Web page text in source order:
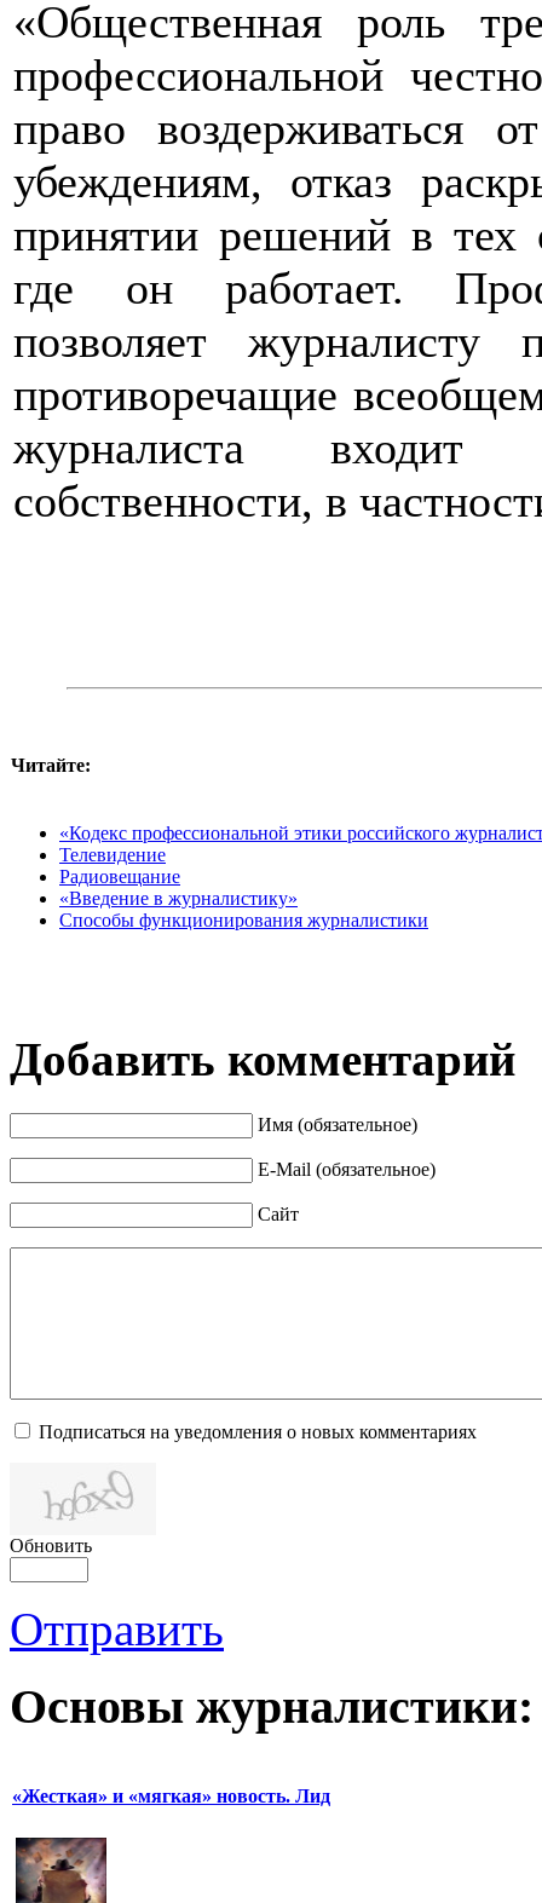
«Общественная роль
профессиональной
право воздерживаться
убеждениям, отказ
принятии решений в тех
где он работает.
позволяет журналисту
противоречащие
журналиста входит
собственности, в
Читайте:
«Кодекс профессиональной этики российского
Телевидение
Радиовещание
«Введение в журналистику»
Способы функционирования журналистики
Добавить комментарий
Имя (обязательное)
E-Mail (обязательное)
Сайт
Подписаться на уведомления о новых комментариях
Обновить
Отправить
Основы журналистики:
«Жесткая» и «мягкая» новость. Лид